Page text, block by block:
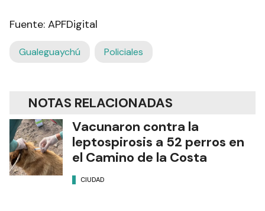
Fuente: APFDigital
Gualeguaychú Policiales
NOTAS RELACIONADAS
Vacunaron contra la
leptospirosis a 52 perros en
el Camino de la Costa
CIUDAD